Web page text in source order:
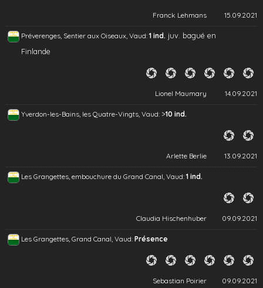
Franck Lehmans 15.09.2021
Préverenges, Sentier aux Oiseaux, Vaud: 1 ind. juv. bagué en
Finlande
Lionel Maumary 14.09.2021
Yverdon-les-Bains, les Quatre-Vingts, Vaud: >10 ind.
Arlette Berlie 13.09.2021
Les Grangettes, embouchure du Grand Canal, Vaud: 1 ind.
Claudia Hischenhuber 09.09.2021
Les Grangettes, Grand Canal, Vaud: Présence
Sebastian Poirier 09.09.2021